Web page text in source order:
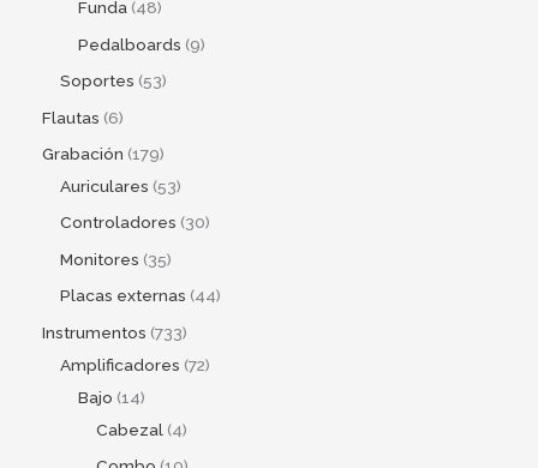
Funda 48
Pedalboards 9
Soportes 53
Flautas 6
Grabación 179
Auriculares 53
Controladores 30
Monitores 35
Placas externas 44
Instrumentos 733
Amplificadores 72
Bajo 14
Cabezal 4